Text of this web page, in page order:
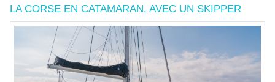
LA CORSE EN CATAMARAN, AVEC UN SKIPPER